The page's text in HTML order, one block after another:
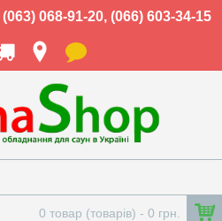
(063) 068-91-20, (066) 603-34-15
0 товар (товарів) - 0 грн.